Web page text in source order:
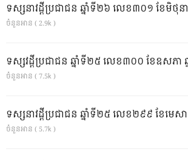
ទស្សនាវដ្ដីប្រជាជន ឆ្នាំទី២៦ លេខ៣០១ ខែមិថុន
ចំនួនអាន ( 2.9k )
ទស្សវដ្តីប្រជាជន ឆ្នាំទី២៥ លេខ៣០០ ខែឧសភា
ចំនួនអាន ( 7.5k )
ទស្សនាវដ្ដីប្រជាជន ឆ្នាំទី២៥ លេខ២៩៩ ខែមេស
ចំនួនអាន ( 5.7k )